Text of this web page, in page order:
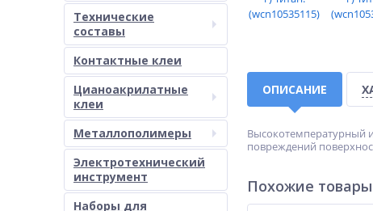
Технические
составы
Контактные клеи
Цианоакрилатные
клеи
Металлополимеры
Электротехнический
инструмент
Наборы для
ОПИСАНИЕ
Высокотемпературный
повреждений
Похожие товары